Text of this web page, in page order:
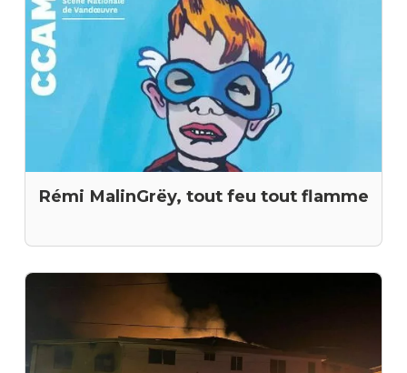
Rémi MalinGrëy, tout feu tout flamme